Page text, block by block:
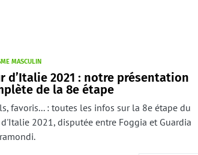
MASCULIN
d’Italie 2021 : notre présentation
de la 8e étape
favoris... : toutes les infos sur la 8e étape du
2021, disputée entre Foggia et Guardia